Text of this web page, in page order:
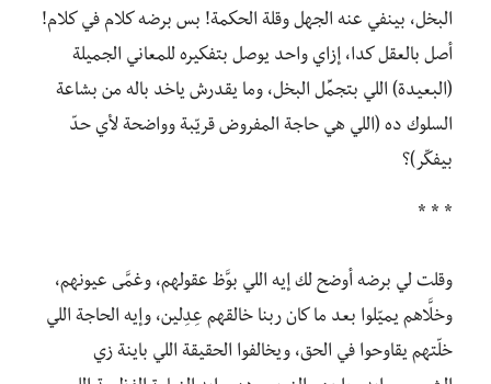
البخل، بينفي عنه الجهل وقلة الحكمة! بس برضه كلام في كلام!
أصل بالعقل كدا، إزاي واحد يوصل بتفكيره للمعاني الجميلة
(البعيدة) اللي بتجمِّل البخل، وما يقدرش ياخد باله من بشاعة
السلوك ده (اللي هي حاجة المفروض قريّبة وواضحة لأي حدّ
بيفكّر)؟
* * *
وقلت لي برضه أوضح لك إيه اللي بوَّظ عقولهم، وغمَّى عيونهم،
وخلَّاهم يميّلوا بعد ما كان ربنا خالقهم عِدِلين، وإيه الحاجة اللي
خلّتهم يقاوحوا في الحق، ويخالفوا الحقيقة اللي باينة زي